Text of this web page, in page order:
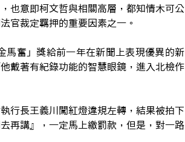
也意即柯文哲與相關高層，都知情木可公
官裁定羈押的重要因素之一。
奮」獎給前一年在新聞上表現優異的新
戴著有紀錄功能的智慧眼鏡，進入北檢作
行長王義川闖紅燈違規左轉，結果被拍下
再講』，一定馬上繳罰款，但是，對一路